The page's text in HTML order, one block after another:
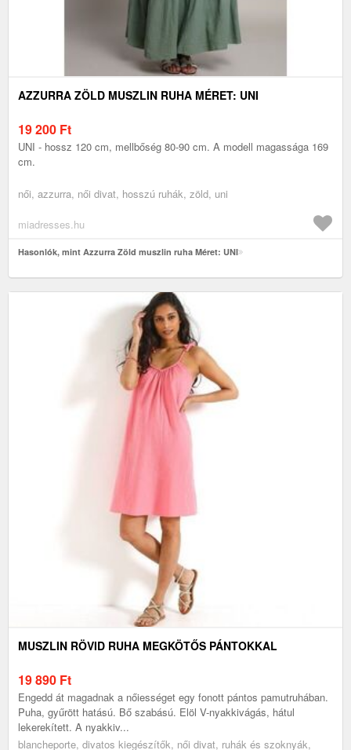
AZZURRA ZÖLD MUSZLIN RUHA MÉRET: UNI
19 200 Ft
UNI - hossz 120 cm, mellbőség 80-90 cm. A modell magassága 169
cm.
női, azzurra, női divat, hosszú ruhák, zöld, uni
miadresses.hu
Hasonlók, mint Azzurra Zöld muszlin ruha Méret: UNI
MUSZLIN RÖVID RUHA MEGKÖTŐS PÁNTOKKAL
19 890 Ft
Engedd át magadnak a nőiességet egy fonott pántos pamutruhában.
Puha, gyűrött hatású. Bő szabású. Elöl V-nyakkivágás, hátul
lekerekített. A nyakkiv...
blancheporte, divatos kiegészítők, női divat, ruhák és szoknyák,